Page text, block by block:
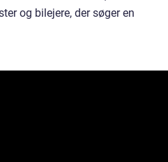
og bilejere, der søger en